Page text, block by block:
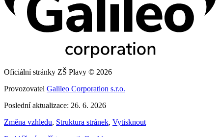
Oficiální stránky ZŠ Plavy © 2026
Provozovatel Galileo Corporation s.r.o.
Poslední aktualizace: 26. 6. 2026
Změna vzhledu, Struktura stránek, Vytisknout